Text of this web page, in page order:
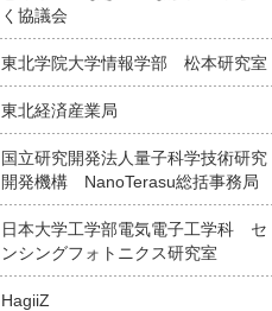
く協議会
東北学院大学情報学部 松本研究室
東北経済産業局
国立研究開発法人量子科学技術研究
開発機構 NanoTerasu総括事務局
日本大学工学部電気電子工学科 セ
ンシングフォトニクス研究室
HagiiZ